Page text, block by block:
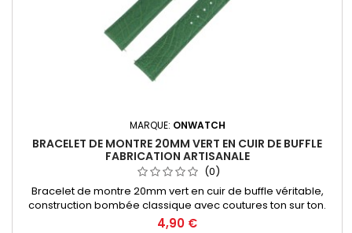
MARQUE: ONWATCH
BRACELET DE MONTRE 20MM VERT EN CUIR DE BUFFLE
FABRICATION ARTISANALE
(0)
Bracelet de montre 20mm vert en cuir de buffle véritable,
construction bombée classique avec coutures ton sur ton.
Fabrication artisanale Made in Spain.
4,90 €